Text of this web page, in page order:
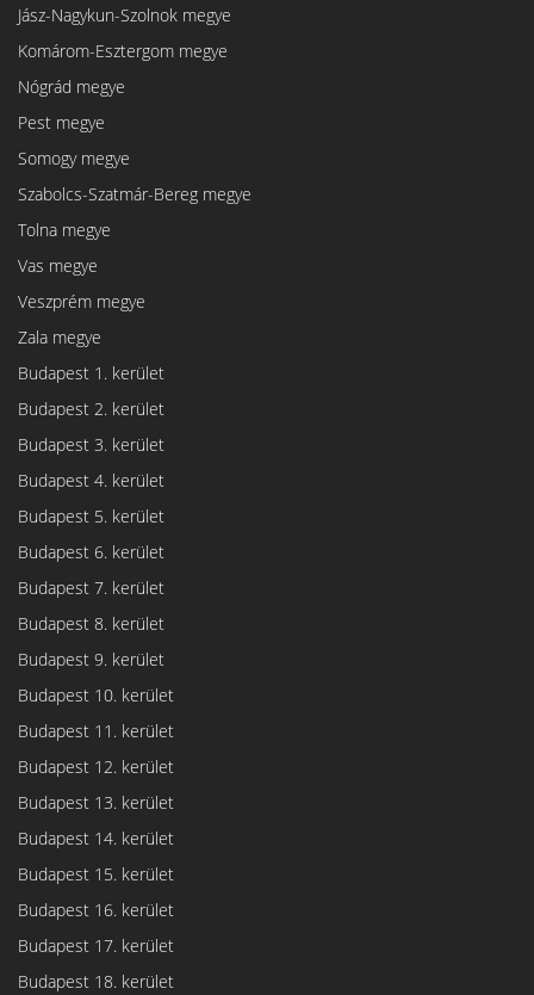
Jász-Nagykun-Szolnok megye
Komárom-Esztergom megye
Nógrád megye
Pest megye
Somogy megye
Szabolcs-Szatmár-Bereg megye
Tolna megye
Vas megye
Veszprém megye
Zala megye
Budapest 1. kerület
Budapest 2. kerület
Budapest 3. kerület
Budapest 4. kerület
Budapest 5. kerület
Budapest 6. kerület
Budapest 7. kerület
Budapest 8. kerület
Budapest 9. kerület
Budapest 10. kerület
Budapest 11. kerület
Budapest 12. kerület
Budapest 13. kerület
Budapest 14. kerület
Budapest 15. kerület
Budapest 16. kerület
Budapest 17. kerület
Budapest 18. kerület